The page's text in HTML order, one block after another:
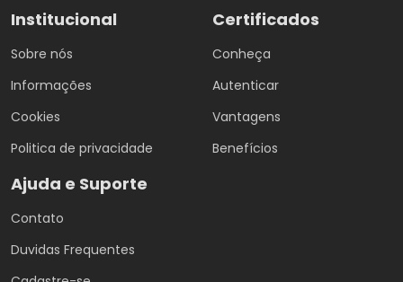
Institucional
Sobre nós
Informações
Cookies
Politica de privacidade
Certificados
Conheça
Autenticar
Vantagens
Benefícios
Ajuda e Suporte
Contato
Duvidas Frequentes